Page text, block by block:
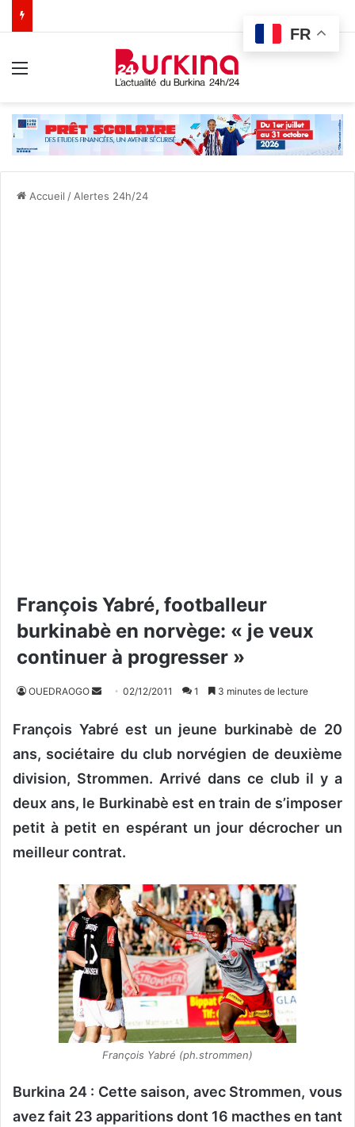
Accueil / Alertes 24h/24
François Yabré, footballeur
burkinabè en norvège: « je veux
continuer à progresser »
OUEDRAOGO
v
e
r
u
u
r
r
i
e
l
02/12/2011 1 3 minutes de lecture
François Yabré est un jeune burkinabè de 20
ans, sociétaire du club norvégien de deuxième
division, Strommen. Arrivé dans ce club il y a
deux ans, le Burkinabè est en train de s’imposer
petit à petit en espérant un jour décrocher un
meilleur contrat.
François Yabré (ph.strommen)
Burkina 24 : Cette saison, avec Strommen, vous
avez fait 23 apparitions dont 16 macthes en tant
FR